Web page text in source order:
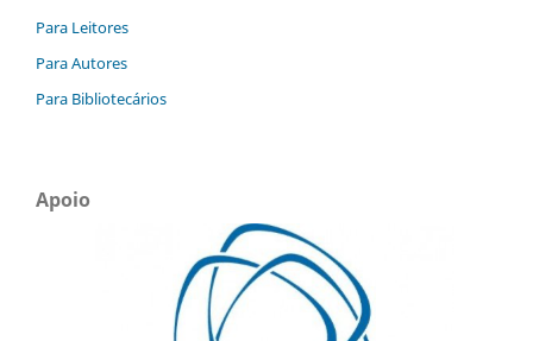
Para Leitores
Para Autores
Para Bibliotecários
Apoio